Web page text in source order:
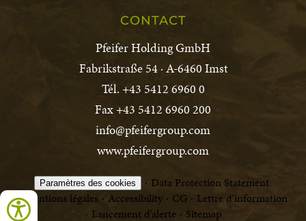
CONTACT
Pfeifer Holding GmbH
Fabrikstraße 54 · A-6460 Imst
Tél. +43 5412 6960 0
Fax +43 5412 6960 200
info@pfeifergroup.com
www.pfeifergroup.com
Paramètres des cookies
Data Protection Statement
Mentions légales
Accessibility CG
Lettre d’information
Lancement d’alerte
Sitemap